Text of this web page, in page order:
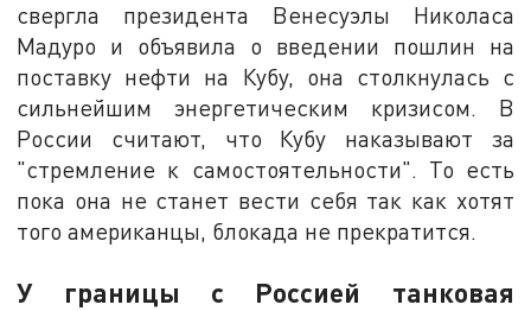
свергла президента Венесуэлы Николаса
Мадуро и объявила о введении пошлин на
поставку нефти на Кубу, она столкнулась с
сильнейшим энергетическим кризисом. В
России считают, что Кубу наказывают за
"стремление к самостоятельности". То есть
пока она не станет вести себя так как хотят
того американцы, блокада не прекратится.
У границы с Россией танковая